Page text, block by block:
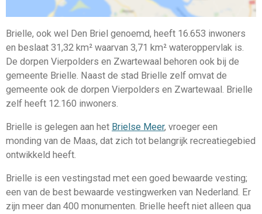
Brielle, ook wel Den Briel genoemd, heeft 16.653 inwoners
en beslaat 31,32 km² waarvan 3,71 km² wateroppervlak is.
De dorpen Vierpolders en Zwartewaal behoren ook bij de
gemeente Brielle. Naast de stad Brielle zelf omvat de
gemeente ook de dorpen Vierpolders en Zwartewaal. Brielle
zelf heeft 12.160 inwoners.
Brielle is gelegen aan het Brielse Meer, vroeger een
monding van de Maas, dat zich tot belangrijk recreatiegebied
ontwikkeld heeft.
Brielle is een vestingstad met een goed bewaarde vesting;
een van de best bewaarde vestingwerken van Nederland. Er
zijn meer dan 400 monumenten. Brielle heeft niet alleen qua